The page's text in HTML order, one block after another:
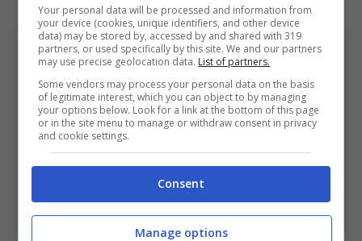
Zielinski, il buon trend contro il Bologna.
Bolognasportnews (Foto di Marco Luzzani/Getty Images
Via One Football)
Your personal data will be processed and information from
your device (cookies, unique identifiers, and other device
data) may be stored by, accessed by and shared with 319
partners, or used specifically by this site. We and our partners
may use precise geolocation data. List of partners.
Some vendors may process your personal data on the basis
of legitimate interest, which you can object to by managing
your options below. Look for a link at the bottom of this page
or in the site menu to manage or withdraw consent in privacy
and cookie settings.
Consent
Manage options